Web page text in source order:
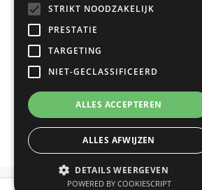
E-
mail
STRIKT NOODZAKELIJK
PRESTATIE
TARGETING
NIET-GECLASSIFICEERD
ALLES ACCEPTEREN
ALLES AFWIJZEN
DETAILS WEERGEVEN
POWERED BY COOKIESCRIPT